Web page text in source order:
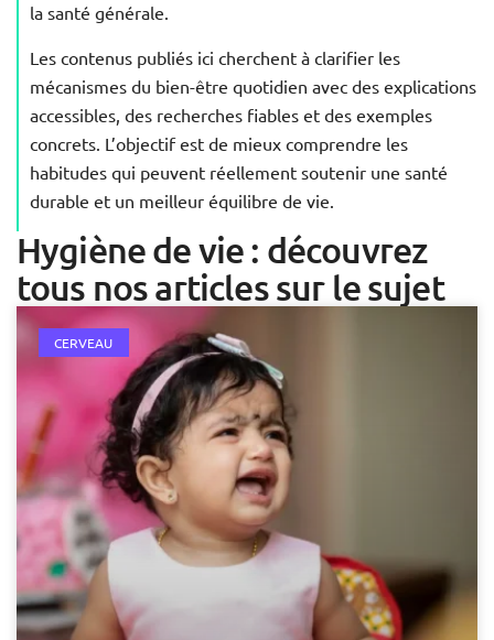
la santé générale.
Les contenus publiés ici cherchent à clarifier les
mécanismes du bien-être quotidien avec des explications
accessibles, des recherches fiables et des exemples
concrets. L’objectif est de mieux comprendre les
habitudes qui peuvent réellement soutenir une santé
durable et un meilleur équilibre de vie.
Hygiène de vie : découvrez
tous nos articles sur le sujet
CERVEAU